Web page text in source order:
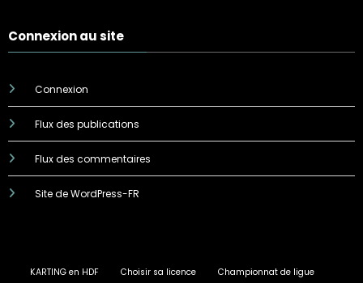
Connexion au site
Connexion
Flux des publications
Flux des commentaires
Site de WordPress-FR
KARTING en HDF Choisir sa licence
Championnat de ligue